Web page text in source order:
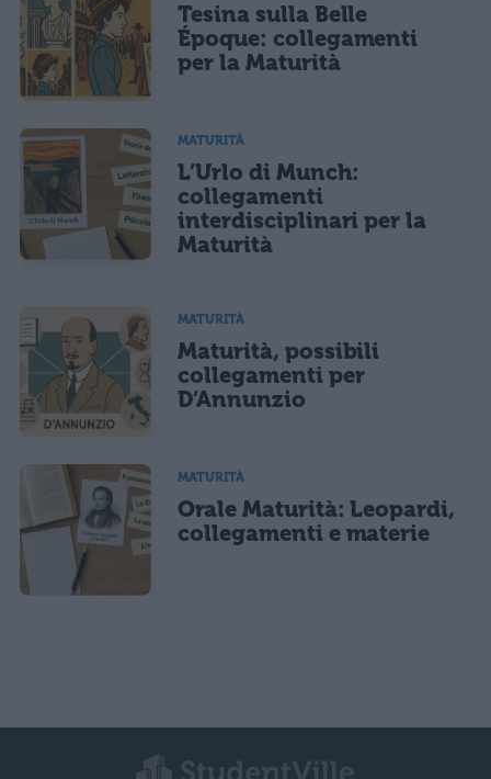
Tesina sulla Belle
Époque: collegamenti
per la Maturità
MATURITÀ
L’Urlo di Munch:
collegamenti
interdisciplinari per la
Maturità
MATURITÀ
Maturità, possibili
collegamenti per
D’Annunzio
MATURITÀ
Orale Maturità: Leopardi,
collegamenti e materie